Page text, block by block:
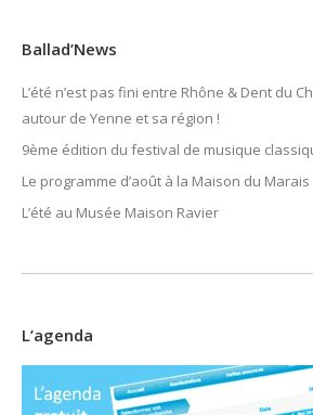
Ballad’News
L’été n’est pas fini entre Rhône & Dent du
autour de Yenne et sa région !
9ème édition du festival de musique
Le programme d’août à la Maison du Marais
L’été au Musée Maison Ravier
L’agenda